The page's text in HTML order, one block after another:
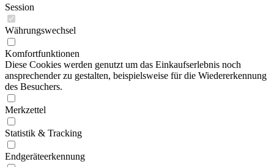
Session
Währungswechsel
Komfortfunktionen
Diese Cookies werden genutzt um das Einkaufserlebnis noch
ansprechender zu gestalten, beispielsweise für die Wiedererkennung
des Besuchers.
Merkzettel
Statistik & Tracking
Endgeräteerkennung